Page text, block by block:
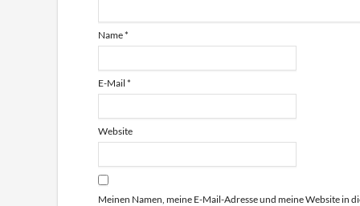
Name*
E-Mail *
Website
Meinen Namen, meine E-Mail-Adresse und meine Website in